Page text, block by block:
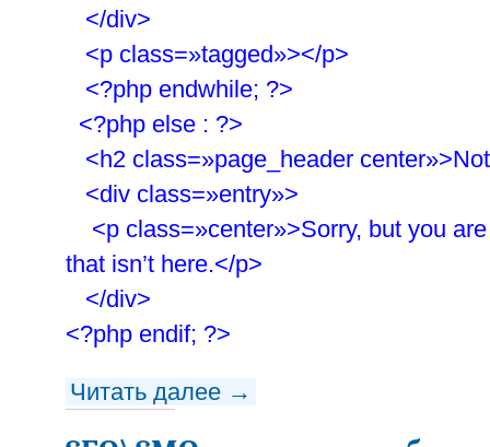
</div>
<p class=»tagged»></p>
<?php endwhile; ?>
<?php else : ?>
<h2 class=»page_header
<div class=»entry»>
<p class=»center»>Sorry, but you
that isn’t here.</p>
</div>
<?php endif; ?>
Читать далее →